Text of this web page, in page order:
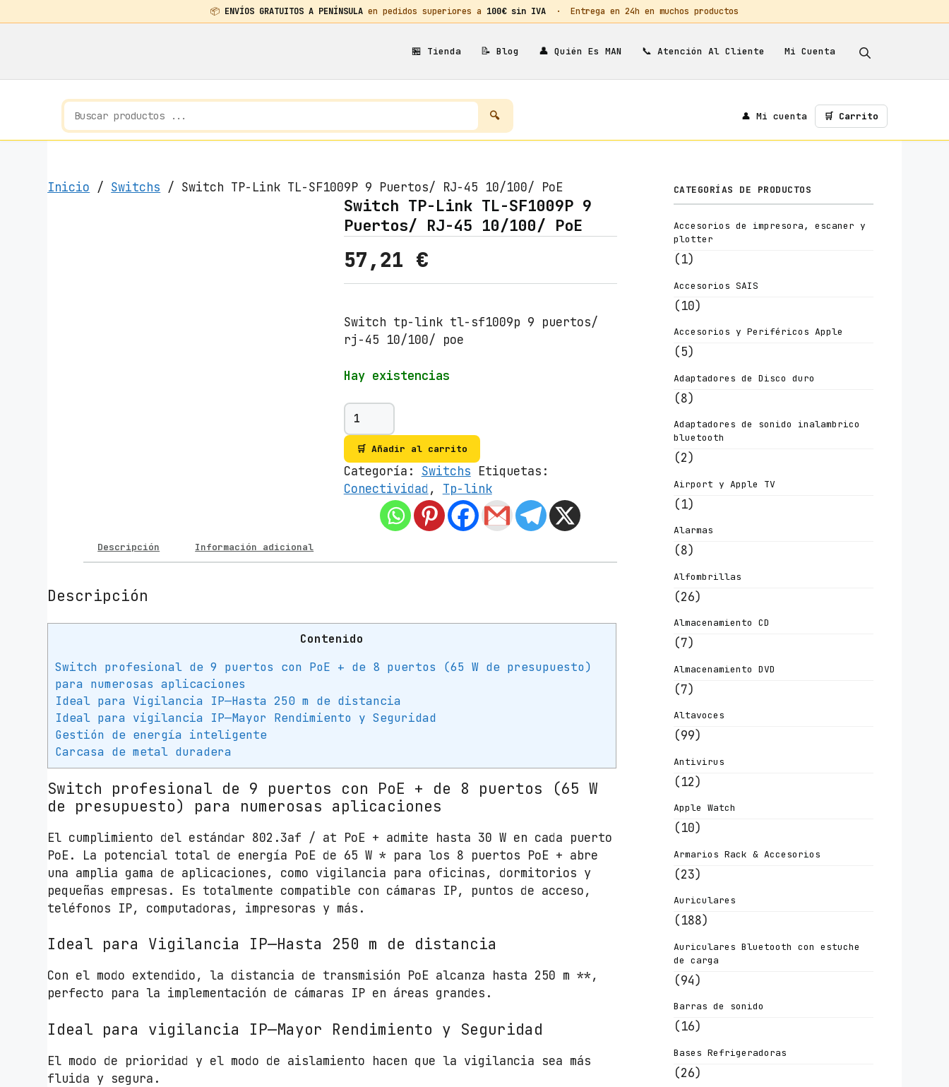
📦 ENVÍOS GRATUITOS A PENÍNSULA en pedidos superiores a 100€ sin IVA · Entrega en 24h en muchos productos
🏪 Tienda 📝 Blog 👤 Quién Es MAN 📞 Atención Al Cliente Mi Cuenta
👤 Mi cuenta 🛒 Carrito
Inicio / Switchs / Switch TP-Link TL-SF1009P 9 Puertos/ RJ-45 10/100/ PoE
Switch TP-Link TL-SF1009P 9
Puertos/ RJ-45 10/100/ PoE
57,21 €
Switch tp-link tl-sf1009p 9 puertos/
rj-45 10/100/ poe
Hay existencias
S
w
t
c
h
k
T
S
P
9
P
u
e
r
t
s
R
J
4
1
🛒 Añadir al carrito
Categoría: Switchs Etiquetas:
Conectividad , Tp-link
Descripción Información adicional
Descripción
Contenido
Switch profesional de 9 puertos con PoE + de 8 puertos (65 W de presupuesto)
para numerosas aplicaciones
Ideal para Vigilancia IP—Hasta 250 m de distancia
Ideal para vigilancia IP—Mayor Rendimiento y Seguridad
Gestión de energía inteligente
Carcasa de metal duradera
Switch profesional de 9 puertos con PoE + de 8 puertos (65 W
de presupuesto) para numerosas aplicaciones
El cumplimiento del estándar 802.3af / at PoE + admite hasta 30 W en cada puerto
PoE. La potencial total de energía PoE de 65 W * para los 8 puertos PoE + abre
una amplia gama de aplicaciones, como vigilancia para oficinas, dormitorios y
pequeñas empresas. Es totalmente compatible con cámaras IP, puntos de acceso,
teléfonos IP, computadoras, impresoras y más.
Ideal para Vigilancia IP—Hasta 250 m de distancia
Con el modo extendido, la distancia de transmisión PoE alcanza hasta 250 m **,
perfecto para la implementación de cámaras IP en áreas grandes.
Ideal para vigilancia IP—Mayor Rendimiento y Seguridad
El modo de prioridad y el modo de aislamiento hacen que la vigilancia sea más
fluida y segura.
CATEGORÍAS DE PRODUCTOS
Accesorios de impresora, escaner y
plotter
(1)
Accesorios SAIS
(10)
Accesorios y Periféricos Apple
(5)
Adaptadores de Disco duro
(8)
Adaptadores de sonido inalambrico
bluetooth
(2)
Airport y Apple TV
(1)
Alarmas
(8)
Alfombrillas
(26)
Almacenamiento CD
(7)
Almacenamiento DVD
(7)
Altavoces
(99)
Antivirus
(12)
Apple Watch
(10)
Armarios Rack & Accesorios
(23)
Auriculares
(188)
Auriculares Bluetooth con estuche
de carga
(94)
Barras de sonido
(16)
Bases Refrigeradoras
(26)